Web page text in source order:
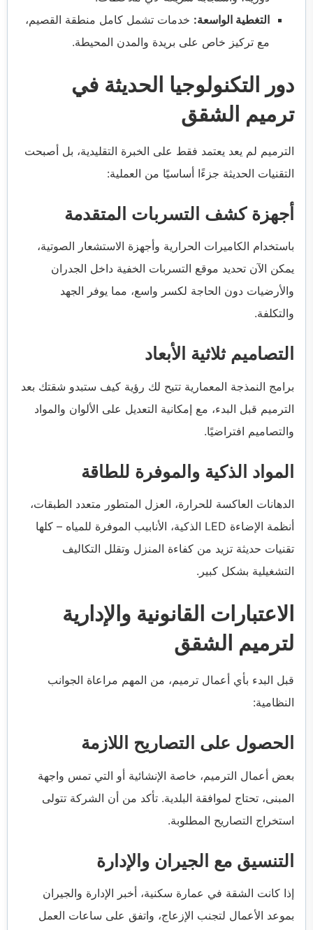
التغطية الواسعة: خدمات تشمل كامل منطقة القصيم،
مع تركيز خاص على بريدة والمدن المحيطة.
دور التكنولوجيا الحديثة في
ترميم الشقق
الترميم لم يعد يعتمد فقط على الخبرة التقليدية، بل أصبحت
التقنيات الحديثة جزءًا أساسيًا من العملية:
أجهزة كشف التسربات المتقدمة
باستخدام الكاميرات الحرارية وأجهزة الاستشعار الصوتية،
يمكن الآن تحديد موقع التسربات الخفية داخل الجدران
والأرضيات دون الحاجة لكسر واسع، مما يوفر الجهد
والتكلفة.
التصاميم ثلاثية الأبعاد
برامج النمذجة المعمارية تتيح لك رؤية كيف ستبدو شقتك بعد
الترميم قبل البدء، مع إمكانية التعديل على الألوان والمواد
والتصاميم افتراضيًا.
المواد الذكية والموفرة للطاقة
الدهانات العاكسة للحرارة، العزل المتطور متعدد الطبقات،
أنظمة الإضاءة LED الذكية، الأنابيب الموفرة للمياه – كلها
تقنيات حديثة تزيد من كفاءة المنزل وتقلل التكاليف
التشغيلية بشكل كبير.
الاعتبارات القانونية والإدارية
لترميم الشقق
قبل البدء بأي أعمال ترميم، من المهم مراعاة الجوانب
النظامية:
الحصول على التصاريح اللازمة
بعض أعمال الترميم، خاصة الإنشائية أو التي تمس واجهة
المبنى، تحتاج لموافقة البلدية. تأكد من أن الشركة تتولى
استخراج التصاريح المطلوبة.
التنسيق مع الجيران والإدارة
إذا كانت الشقة في عمارة سكنية، أخبر الإدارة والجيران
بموعد الأعمال لتجنب الإزعاج، واتفق على ساعات العمل